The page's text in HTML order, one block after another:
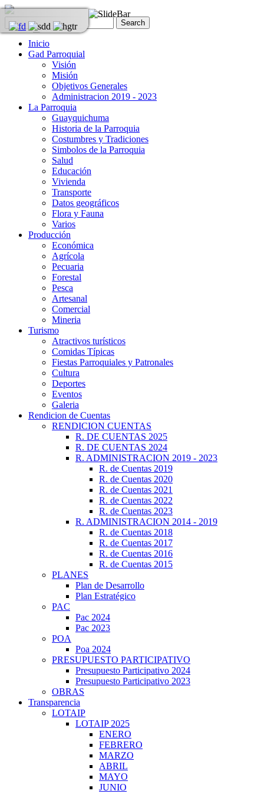
Inicio
Gad Parroquial
Visión
Misión
Objetivos Generales
Administracion 2019 - 2023
La Parroquia
Guayquichuma
Historia de la Parroquia
Costumbres y Tradiciones
Simbolos de la Parroquia
Salud
Educación
Vivienda
Transporte
Datos geográficos
Flora y Fauna
Varios
Producción
Económica
Agrícola
Pecuaria
Forestal
Pesca
Artesanal
Comercial
Mineria
Turismo
Atractivos turísticos
Comidas Típicas
Fiestas Parroquiales y Patronales
Cultura
Deportes
Eventos
Galeria
Rendicion de Cuentas
RENDICION CUENTAS
R. DE CUENTAS 2025
R. DE CUENTAS 2024
R. ADMINISTRACION 2019 - 2023
R. de Cuentas 2019
R. de Cuentas 2020
R. de Cuentas 2021
R. de Cuentas 2022
R. de Cuentas 2023
R. ADMINISTRACION 2014 - 2019
R. de Cuentas 2018
R. de Cuentas 2017
R. de Cuentas 2016
R. de Cuentas 2015
PLANES
Plan de Desarrollo
Plan Estratégico
PAC
Pac 2024
Pac 2023
POA
Poa 2024
PRESUPUESTO PARTICIPATIVO
Presupuesto Participativo 2024
Presupuesto Participativo 2023
OBRAS
Transparencia
LOTAIP
LOTAIP 2025
ENERO
FEBRERO
MARZO
ABRIL
MAYO
JUNIO